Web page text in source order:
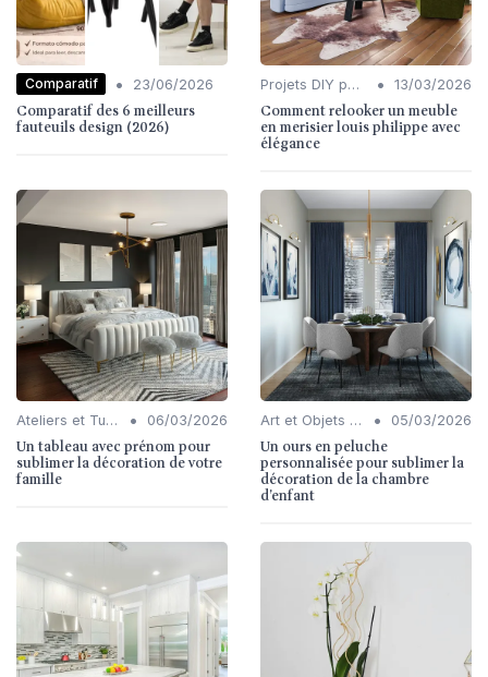
Comparatif • 23/06/2026
Comparatif des 6 meilleurs
fauteuils design (2026)
Projets DIY pour l'Intérieur • 13/03/2026
Comment relooker un meuble
en merisier louis philippe avec
élégance
Ateliers et Tutoriels • 06/03/2026
Un tableau avec prénom pour
sublimer la décoration de votre
famille
Art et Objets Décoratifs • 05/03/2026
Un ours en peluche
personnalisée pour sublimer la
décoration de la chambre
d’enfant